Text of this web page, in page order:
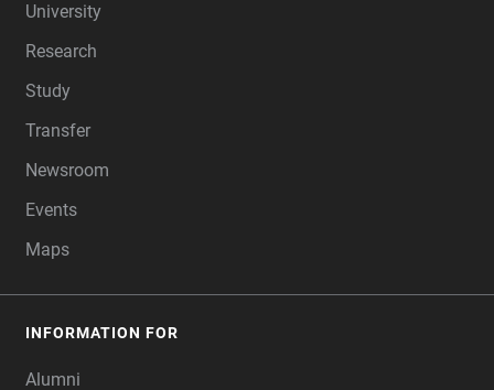
University
Research
Study
Transfer
Newsroom
Events
Maps
INFORMATION FOR
Alumni